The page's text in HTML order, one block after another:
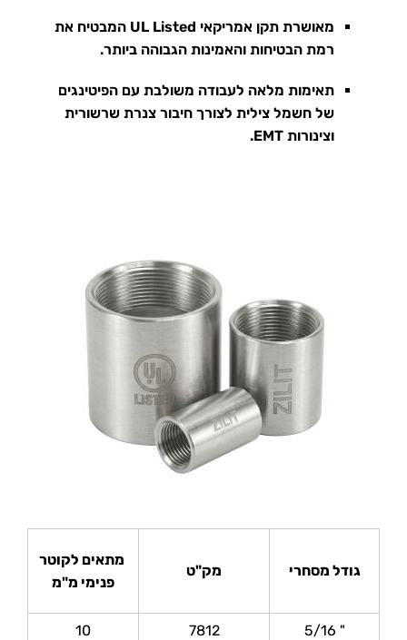
מאושרת תקן אמריקאי UL Listed המבטיח את
רמת הבטיחות והאמינות הגבוהה ביותר.
תאימות מלאה לעבודה משולבת עם הפיטינגים
של חשמל צילית לצורך חיבור צנרת שרשורית
וצינורות EMT.
גודל מסחרי מק"ט
מתאים לקוטר
פנימי מ"מ
5/16 "
7812
10